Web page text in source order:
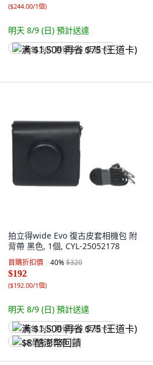
($244.00/1個)
明天 8/9 (日) 預計送達
满 $1,500 再省 $75 (王道卡)
拍立得wide Evo 復古皮套相機包 附
背帶 黑色, 1個, CYL-25052178
首購折扣價 40%$320
$192
($192.00/1個)
明天 8/9 (日) 預計送達
满 $1,500 再省 $75 (王道卡)
$8 酷澎幣回饋